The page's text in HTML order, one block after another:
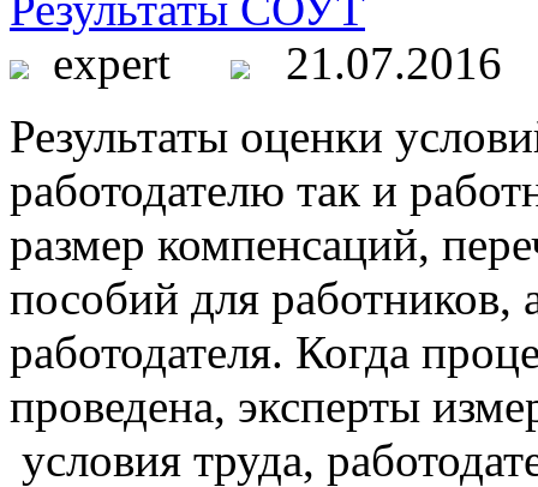
expert
21.07.2016
Результаты оценки
работодателю так и
размер компенсаций,
пособий для работников,
работодателя. Когда
проведена, эксперты
условия труда,